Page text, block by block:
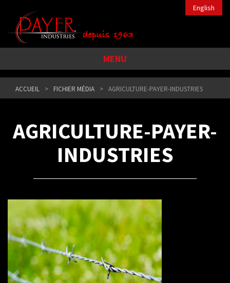
English
MENU
ACCUEIL FICHIER MÉDIA AGRICULTURE-PAYER-INDUSTRIES
AGRICULTURE-PAYER-
INDUSTRIES